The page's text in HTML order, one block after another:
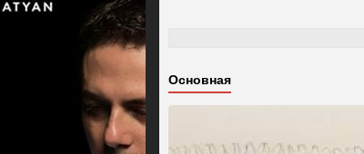
Основная